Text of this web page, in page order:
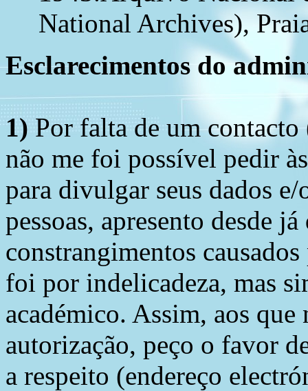
National Archives),
Esclarecimentos do
1) Por falta de um
não me foi possível pedir
para divulgar seus dados
pessoas, apresento desde
constrangimentos
foi por indelicadeza, mas
académico. Assim, aos
autorização, peço o favor
a respeito (endereço